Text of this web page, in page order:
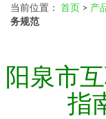
当前位置： 首页 > 产
务规范
阳泉市
指